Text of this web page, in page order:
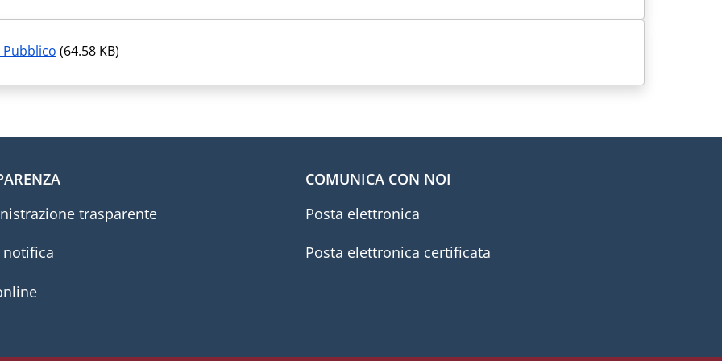
(64.58 KB)
menu
trasparente
COMUNICA CON NOI
Posta elettronica
Posta elettronica certificata